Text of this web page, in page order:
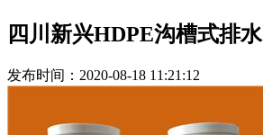
四川新兴HDPE沟槽式排水
发布时间：2020-08-18 11:21:12